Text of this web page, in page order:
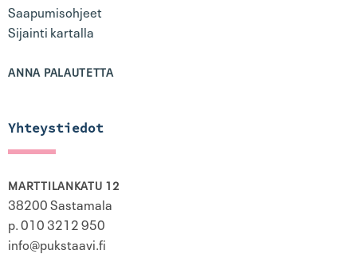
Saapumisohjeet
Sijainti kartalla
ANNA PALAUTETTA
Yhteystiedot
MARTTILANKATU 12
38200 Sastamala
p. 010 3212 950
info@pukstaavi.fi